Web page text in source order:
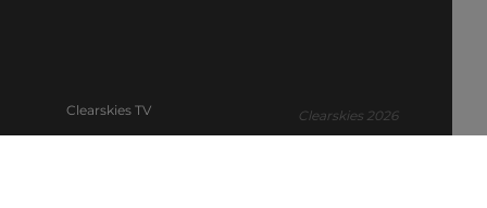
Clearskies TV Clearskies 2026